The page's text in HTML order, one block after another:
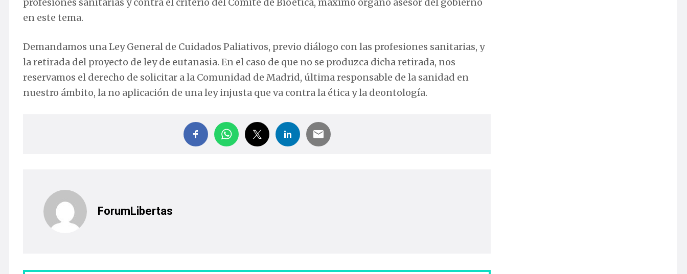
en este tema.
Demandamos una Ley General de Cuidados Paliativos, previo diálogo con las profesiones sanitarias, y
la retirada del proyecto de ley de eutanasia. En el caso de que no se produzca dicha retirada, nos
reservamos el derecho de solicitar a la Comunidad de Madrid, última responsable de la sanidad en
nuestro ámbito, la no aplicación de una ley injusta que va contra la ética y la deontología.
ForumLibertas